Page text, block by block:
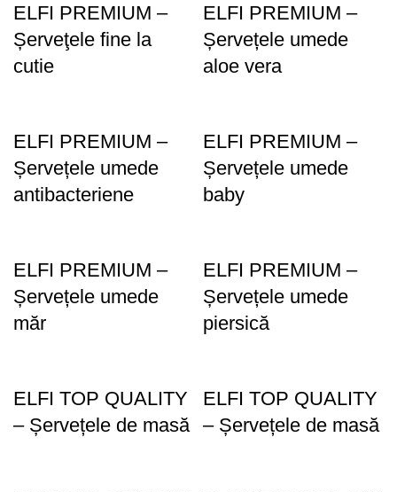
ELFI PREMIUM –
Șerveţele fine la
cutie
ELFI PREMIUM –
Șervețele umede
aloe vera
ELFI PREMIUM –
Șervețele umede
antibacteriene
ELFI PREMIUM –
Șervețele umede
baby
ELFI PREMIUM –
Șervețele umede
măr
ELFI PREMIUM –
Șervețele umede
piersică
ELFI TOP QUALITY
– Șervețele de masă
ELFI TOP QUALITY
– Șervețele de masă